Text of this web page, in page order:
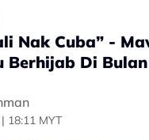
Nak Cuba” -
Berhijab Di
18:11 MYT